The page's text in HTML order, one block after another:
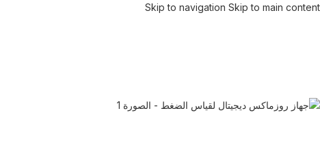
Skip to navigation Skip to main content